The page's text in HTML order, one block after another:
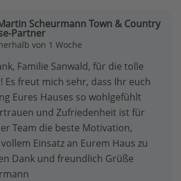
Scheurmann Town & Country
Partner
von 1 Woche
Familie Sanwald, für die tolle
Es freut mich sehr, dass Ihr euch
Eures Hauses so wohlgefühlt
und Zufriedenheit ist für
Team die beste Motivation,
Einsatz an Eurem Haus zu
Dank und freundlich Grüße